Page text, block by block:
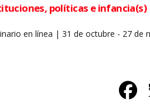
políticas e infancia(s)
en línea | 31 de octubre - 27 de